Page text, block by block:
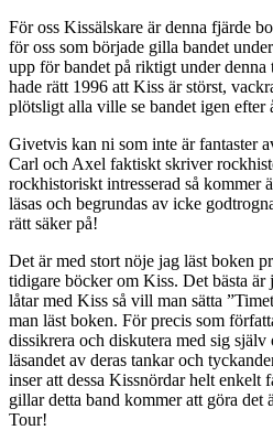
För oss Kissälskare är denna fjärde
för oss som började gilla bandet
upp för bandet på riktigt under
hade rätt 1996 att Kiss är störst,
plötsligt alla ville se bandet igen efter
Givetvis kan ni som inte är fantaster
Carl och Axel faktiskt skriver
rockhistoriskt intresserad så kommer
läsas och begrundas av icke
rätt säker på!
Det är med stort nöje jag läst boken
tidigare böcker om Kiss. Det bästa är
låtar med Kiss så vill man sätta
man läst boken. För precis som
dissikrera och diskutera med sig
läsandet av deras tankar och
inser att dessa Kissnördar helt enkelt
gillar detta band kommer att göra
Tour!